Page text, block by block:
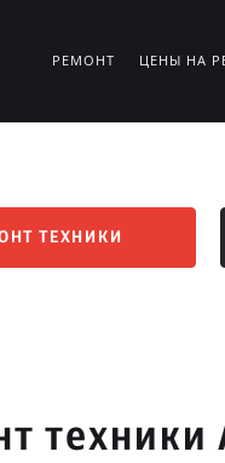
РЕМОНТ ЦЕНЫ НА
ТЕХНИКИ
техники